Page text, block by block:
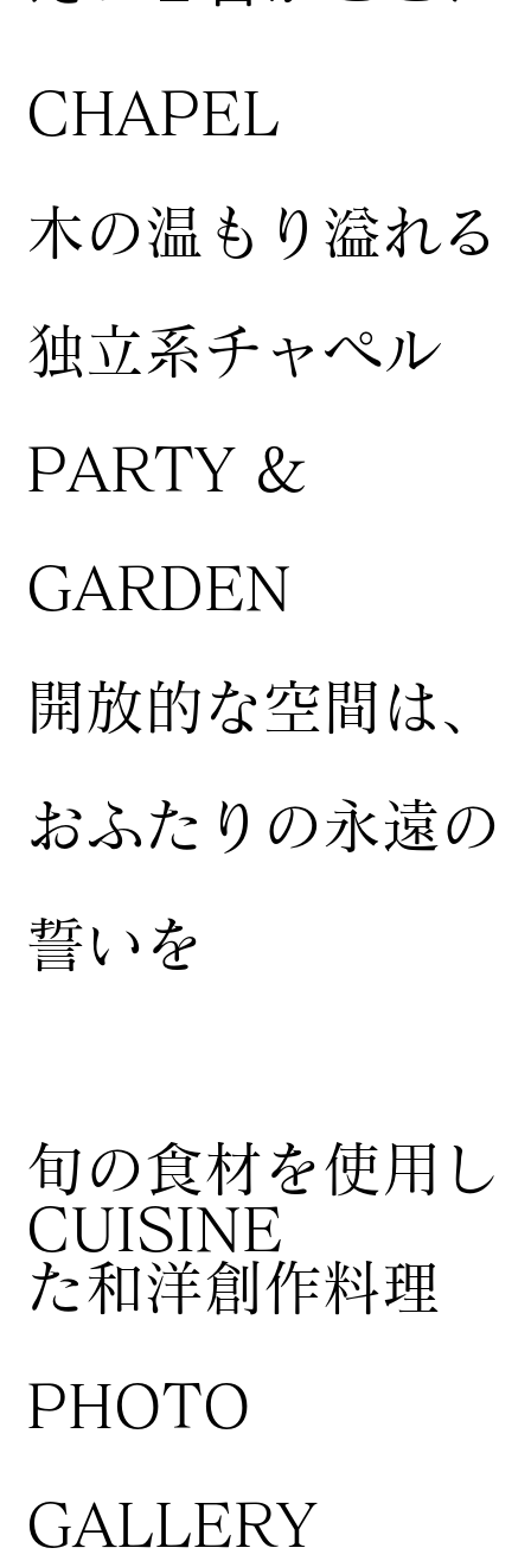
CUISINE
​旬の食材を使用し
た和洋創作料理
CHAPEL
木の温もり溢れる
独立系チャペル
​PHOTO
GALLERY
PARTY &
GARDEN
開放的な空間は、
おふたりの永遠の
誓いを